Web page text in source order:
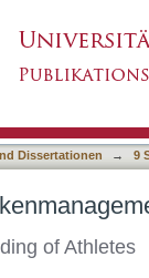
Dissertationen → 9
of Athletes